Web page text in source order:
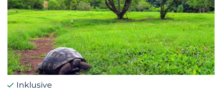
Inklusive